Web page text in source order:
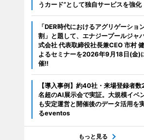
うカード”として独自サービスを強化
「DER時代におけるアグリゲーショ
割」と題して、エナジープールジャ
式会社 代表取締役社長兼CEO 市村
よるセミナーを2026年9月18日(金)
催!!
【導入事例】約40社・来場登録者
名超のAI展示会で実証。大規模イベ
も安定運営と開催後のデータ活用を
るeventos
もっと見る